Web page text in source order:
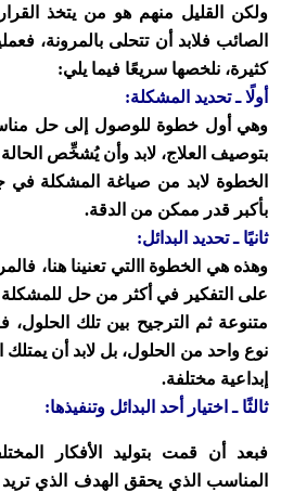
ولكن القليل منهم هو من يتخذ
الصائب فلابد أن تتحلى بالمرونة،
كثيرة، نلخصها سريعًا فيما يلي:
أولًا ـ تحديد المشكلة:
وهي أول خطوة للوصول إلى حل
بتوصيف العلاج، لابد وأن يُشخِّص
الخطوة لابد من صياغة المشكلة
بأكبر قدر ممكن من الدقة.
ثانيًا ـ تحديد البدائل:
وهذه هي الخطوة االتي تعنينا هنا،
على التفكير في أكثر من حل للمشكلة
متنوعة ثم الترجيح بين تلك الحلول،
نوع واحد من الحلول، بل لابد أن يمتلك
إبداعية مختلفة.
ثالثًا ـ اختيار أحد البدائل وتنفيذها:
فبعد أن قمت بتوليد الأفكار
المناسب الذي يحقق الهدف الذي